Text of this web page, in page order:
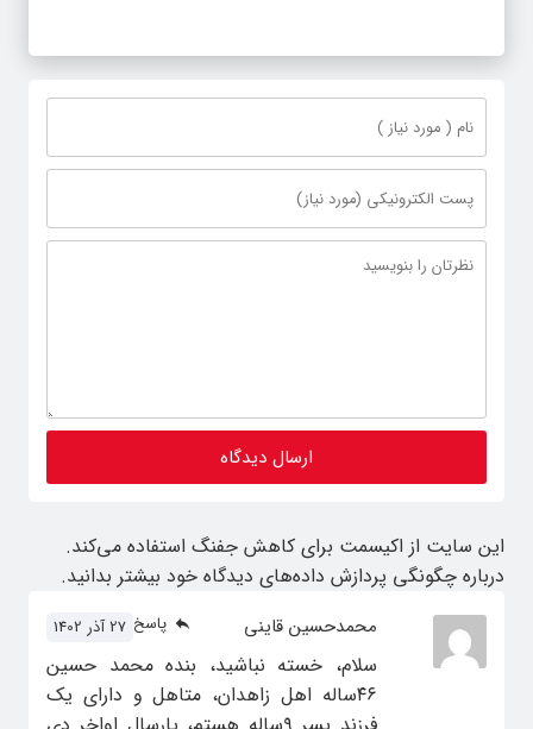
این سایت از اکیسمت برای کاهش جفنگ استفاده می‌کند.
درباره چگونگی پردازش داده‌های دیدگاه خود بیشتر بدانید.
محمدحسین قاینی 27 آذر 1402 پاسخ
سلام، خسته نباشید، بنده محمد حسین
۴۶ساله اهل زاهدان، متاهل و دارای یک